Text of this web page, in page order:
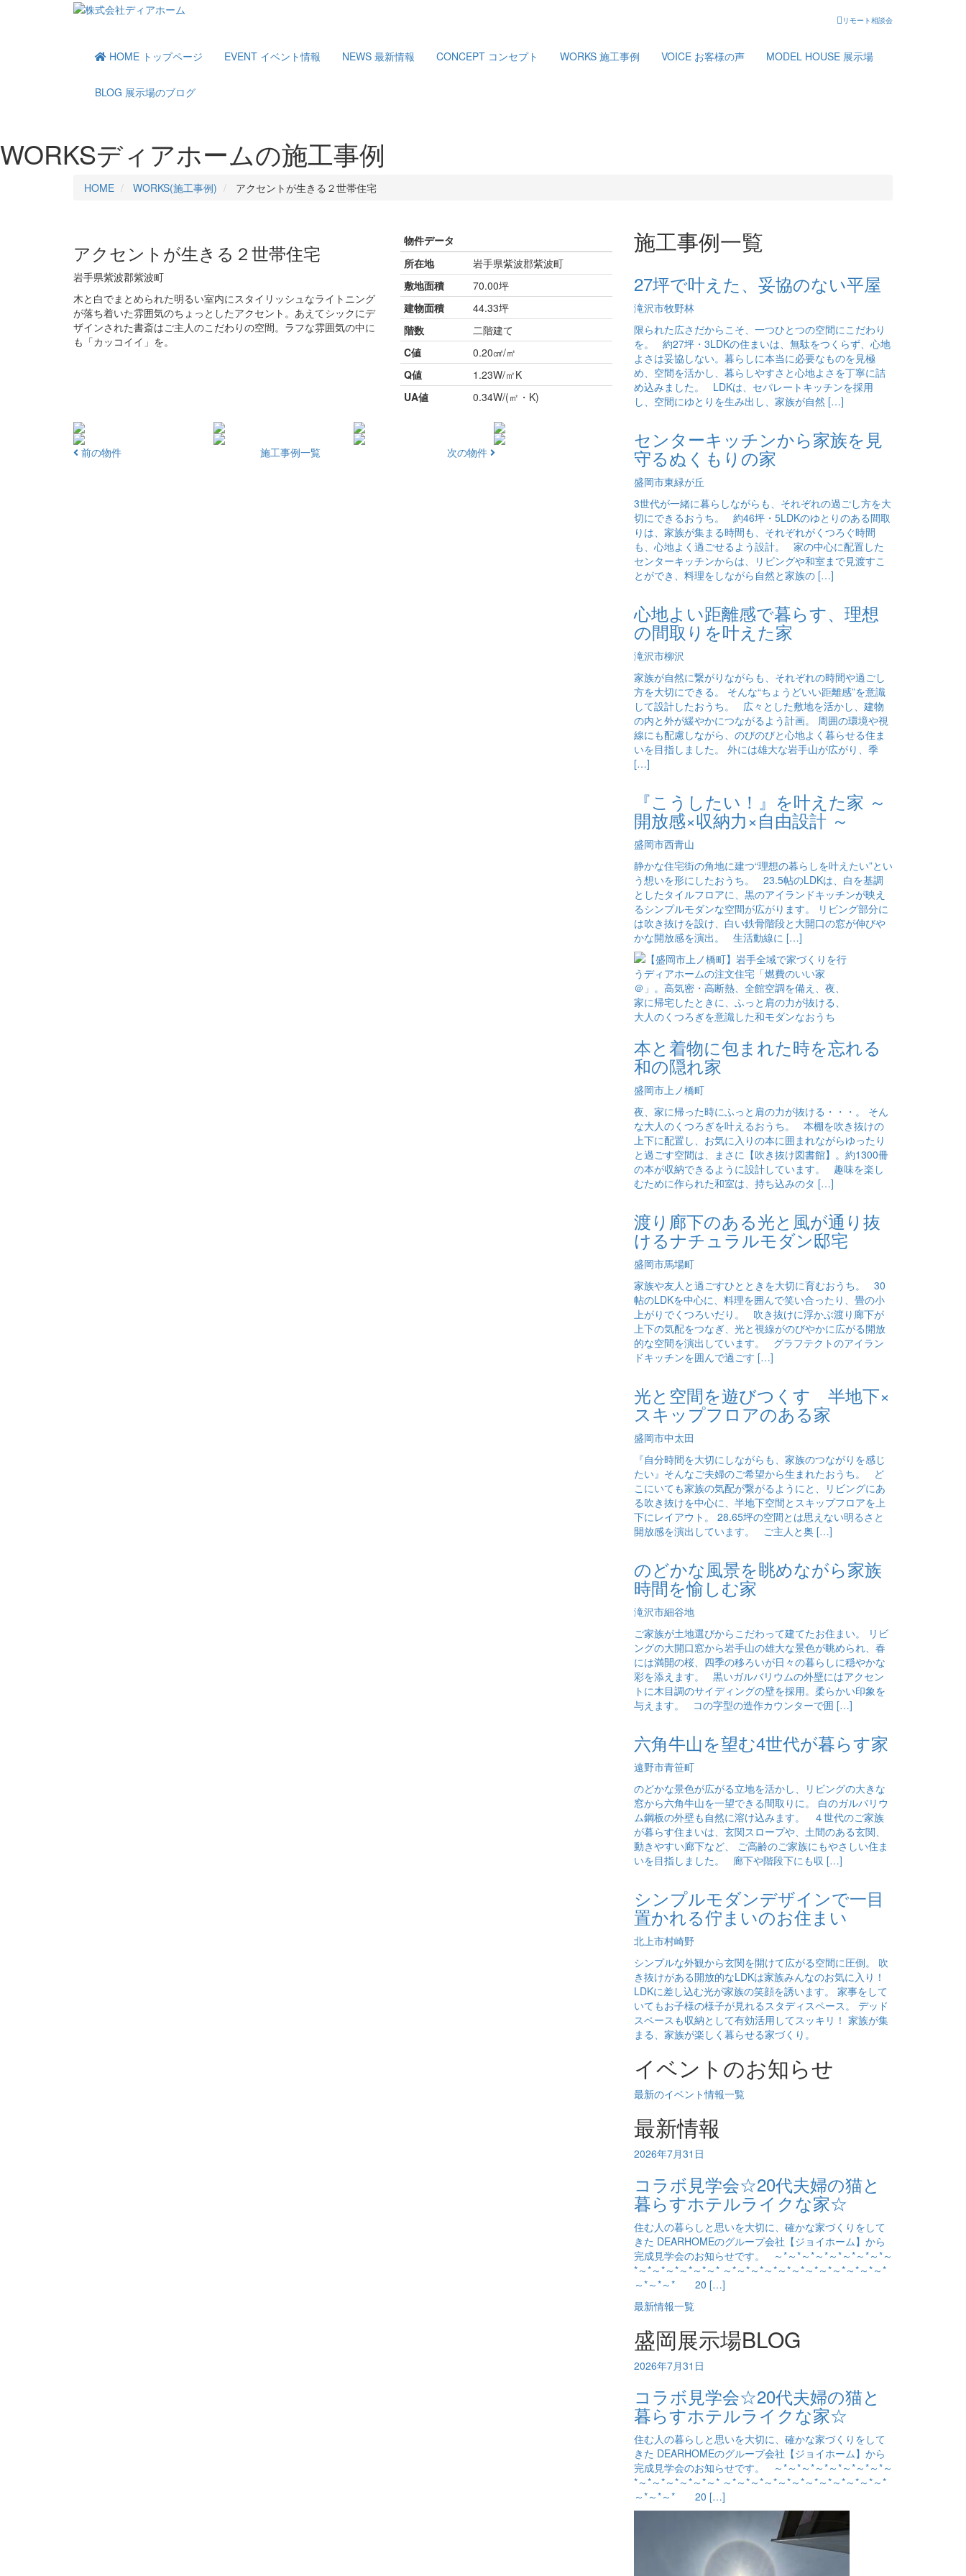
リモート相談会
HOME トップページ EVENT イベント情報 NEWS 最新情報 CONCEPT コンセプト WORKS 施工事例 VOICE お客様の声 MODEL HOUSE 展示場
BLOG 展示場のブログ
WORKSディアホームの施工事例
HOME WORKS(施工事例) アクセントが生きる２世帯住宅
アクセントが生きる２世帯住宅
岩手県紫波郡紫波町
木と白でまとめられた明るい室内にスタイリッシュなライトニング
が落ち着いた雰囲気のちょっとしたアクセント。あえてシックにデ
ザインされた書斎はご主人のこだわりの空間。ラフな雰囲気の中に
も「カッコイイ」を。
物件データ
所在地
岩手県紫波郡紫波町
敷地面積
70.00坪
建物面積
44.33坪
階数
二階建て
C値
0.20㎠/㎡
Q値
1.23W/㎡K
UA値
0.34W/(㎡・K)
前の物件 施工事例一覧 次の物件
施工事例一覧
27坪で叶えた、妥協のない平屋
滝沢市牧野林
限られた広さだからこそ、一つひとつの空間にこだわり
を。 約27坪・3LDKの住まいは、無駄をつくらず、心地
よさは妥協しない。暮らしに本当に必要なものを見極
め、空間を活かし、暮らしやすさと心地よさを丁寧に詰
め込みました。 LDKは、セパレートキッチンを採用
し、空間にゆとりを生み出し、家族が自然 […]
センターキッチンから家族を見
守るぬくもりの家
盛岡市東緑が丘
3世代が一緒に暮らしながらも、それぞれの過ごし方を大
切にできるおうち。 約46坪・5LDKのゆとりのある間取
りは、家族が集まる時間も、それぞれがくつろぐ時間
も、心地よく過ごせるよう設計。 家の中心に配置した
センターキッチンからは、リビングや和室まで見渡すこ
とができ、料理をしながら自然と家族の […]
心地よい距離感で暮らす、理想
の間取りを叶えた家
滝沢市柳沢
家族が自然に繋がりながらも、それぞれの時間や過ごし
方を大切にできる。 そんな“ちょうどいい距離感”を意識
して設計したおうち。 広々とした敷地を活かし、建物
の内と外が緩やかにつながるよう計画。 周囲の環境や視
線にも配慮しながら、のびのびと心地よく暮らせる住ま
いを目指しました。 外には雄大な岩手山が広がり、季
[…]
『こうしたい！』を叶えた家 ～
開放感×収納力×自由設計 ～
盛岡市西青山
静かな住宅街の角地に建つ“理想の暮らしを叶えたい”とい
う想いを形にしたおうち。 23.5帖のLDKは、白を基調
としたタイルフロアに、黒のアイランドキッチンが映え
るシンプルモダンな空間が広がります。 リビング部分に
は吹き抜けを設け、白い鉄骨階段と大開口の窓が伸びや
かな開放感を演出。 生活動線に […]
本と着物に包まれた時を忘れる
和の隠れ家
盛岡市上ノ橋町
夜、家に帰った時にふっと肩の力が抜ける・・・。 そん
な大人のくつろぎを叶えるおうち。 本棚を吹き抜けの
上下に配置し、お気に入りの本に囲まれながらゆったり
と過ごす空間は、まさに【吹き抜け図書館】。約1300冊
の本が収納できるように設計しています。 趣味を楽し
むために作られた和室は、持ち込みのタ […]
渡り廊下のある光と風が通り抜
けるナチュラルモダン邸宅
盛岡市馬場町
家族や友人と過ごすひとときを大切に育むおうち。 30
帖のLDKを中心に、料理を囲んで笑い合ったり、畳の小
上がりでくつろいだり。 吹き抜けに浮かぶ渡り廊下が
上下の気配をつなぎ、光と視線がのびやかに広がる開放
的な空間を演出しています。 グラフテクトのアイラン
ドキッチンを囲んで過ごす […]
光と空間を遊びつくす 半地下×
スキップフロアのある家
盛岡市中太田
『自分時間を大切にしながらも、家族のつながりを感じ
たい』そんなご夫婦のご希望から生まれたおうち。 ど
こにいても家族の気配が繋がるようにと、リビングにあ
る吹き抜けを中心に、半地下空間とスキップフロアを上
下にレイアウト。 28.65坪の空間とは思えない明るさと
開放感を演出しています。 ご主人と奥 […]
のどかな風景を眺めながら家族
時間を愉しむ家
滝沢市細谷地
ご家族が土地選びからこだわって建てたお住まい。 リビ
ングの大開口窓から岩手山の雄大な景色が眺められ、春
には満開の桜、四季の移ろいが日々の暮らしに穏やかな
彩を添えます。 黒いガルバリウムの外壁にはアクセン
トに木目調のサイディングの壁を採用。柔らかい印象を
与えます。 コの字型の造作カウンターで囲 […]
六角牛山を望む4世代が暮らす家
遠野市青笹町
のどかな景色が広がる立地を活かし、リビングの大きな
窓から六角牛山を一望できる間取りに。 白のガルバリウ
ム鋼板の外壁も自然に溶け込みます。 ４世代のご家族
が暮らす住まいは、玄関スロープや、土間のある玄関、
動きやすい廊下など、 ご高齢のご家族にもやさしい住ま
いを目指しました。 廊下や階段下にも収 […]
シンプルモダンデザインで一目
置かれる佇まいのお住まい
北上市村崎野
シンプルな外観から玄関を開けて広がる空間に圧倒。 吹
き抜けがある開放的なLDKは家族みんなのお気に入り！
LDKに差し込む光が家族の笑顔を誘います。 家事をして
いてもお子様の様子が見れるスタディスペース。 デッド
スペースも収納として有効活用してスッキリ！ 家族が集
まる、家族が楽しく暮らせる家づくり。
イベントのお知らせ
最新のイベント情報一覧
最新情報
2026年7月31日
コラボ見学会☆20代夫婦の猫と
暮らすホテルライクな家☆
住む人の暮らしと思いを大切に、確かな家づくりをして
きた DEARHOMEのグループ会社【ジョイホーム】から
完成見学会のお知らせです。 ～*～*～*～*～*～*～*～*～
*～*～*～*～*～*～* ～*～*～*～*～*～*～*～*～*～*～*～*
～*～*～* 20 […]
最新情報一覧
盛岡展示場BLOG
2026年7月31日
コラボ見学会☆20代夫婦の猫と
暮らすホテルライクな家☆
住む人の暮らしと思いを大切に、確かな家づくりをして
きた DEARHOMEのグループ会社【ジョイホーム】から
完成見学会のお知らせです。 ～*～*～*～*～*～*～*～*～
*～*～*～*～*～*～* ～*～*～*～*～*～*～*～*～*～*～*～*
～*～*～* 20 […]